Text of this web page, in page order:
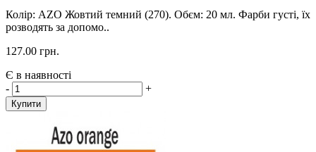
Колір: AZO Жовтий темний (270). Обєм: 20 мл. Фарби густі, їх
розводять за допомо..
127.00 грн.
Є в наявності
-
+
Купити